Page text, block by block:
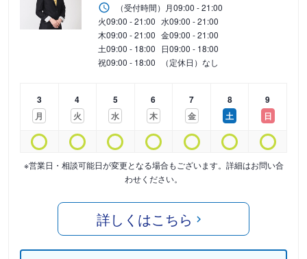
（受付時間） 月09:00 - 21:00
火09:00 - 21:00 水09:00 - 21:00
木09:00 - 21:00 金09:00 - 21:00
土09:00 - 18:00 日09:00 - 18:00
祝09:00 - 18:00 （定休日）なし
3
月
4
火
5
水
6
木
7
金
8
土
9
日
※営業日・相談可能日が変更となる場合もございます。詳細はお問い合
わせください。
詳しくはこちら